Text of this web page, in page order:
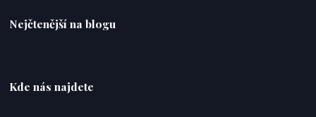
Nejčtenější na blogu
Kde nás najdete